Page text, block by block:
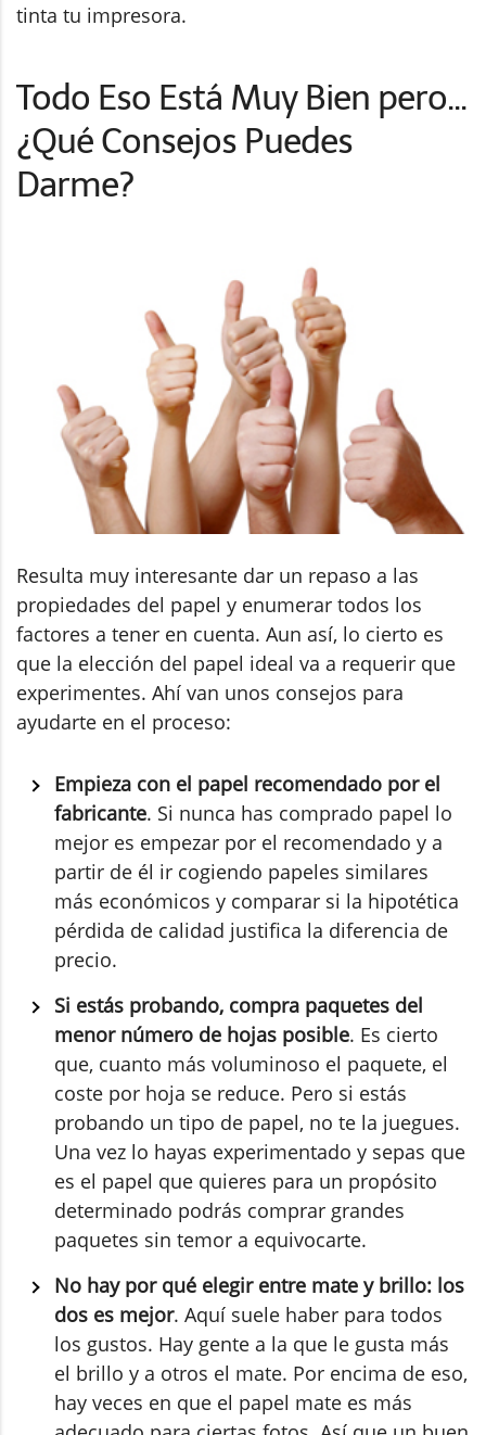
tinta tu impresora.
Todo Eso Está Muy Bien pero...
¿Qué Consejos Puedes
Darme?
Resulta muy interesante dar un repaso a las
propiedades del papel y enumerar todos los
factores a tener en cuenta. Aun así, lo cierto es
que la elección del papel ideal va a requerir que
experimentes. Ahí van unos consejos para
ayudarte en el proceso:
Empieza con el papel recomendado por el
fabricante. Si nunca has comprado papel lo
mejor es empezar por el recomendado y a
partir de él ir cogiendo papeles similares
más económicos y comparar si la hipotética
pérdida de calidad justifica la diferencia de
precio.
Si estás probando, compra paquetes del
menor número de hojas posible. Es cierto
que, cuanto más voluminoso el paquete, el
coste por hoja se reduce. Pero si estás
probando un tipo de papel, no te la juegues.
Una vez lo hayas experimentado y sepas que
es el papel que quieres para un propósito
determinado podrás comprar grandes
paquetes sin temor a equivocarte.
No hay por qué elegir entre mate y brillo: los
dos es mejor. Aquí suele haber para todos
los gustos. Hay gente a la que le gusta más
el brillo y a otros el mate. Por encima de eso,
hay veces en que el papel mate es más